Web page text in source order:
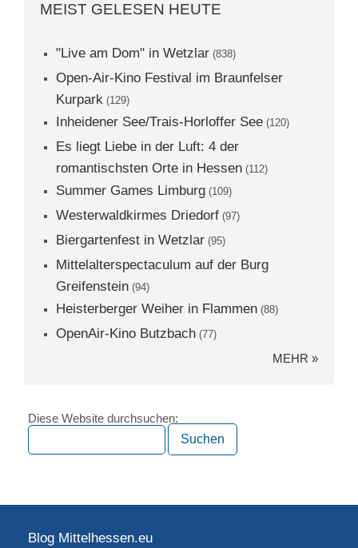
MEIST GELESEN HEUTE
"Live am Dom" in Wetzlar (838)
Open-Air-Kino Festival im Braunfelser
Kurpark (129)
Inheidener See/Trais-Horloffer See (120)
Es liegt Liebe in der Luft: 4 der
romantischsten Orte in Hessen (112)
Summer Games Limburg (109)
Westerwaldkirmes Driedorf (97)
Biergartenfest in Wetzlar (95)
Mittelalterspectaculum auf der Burg
Greifenstein (94)
Heisterberger Weiher in Flammen (88)
OpenAir-Kino Butzbach (77)
MEHR »
Diese Website durchsuchen:
Blog Mittelhessen.eu